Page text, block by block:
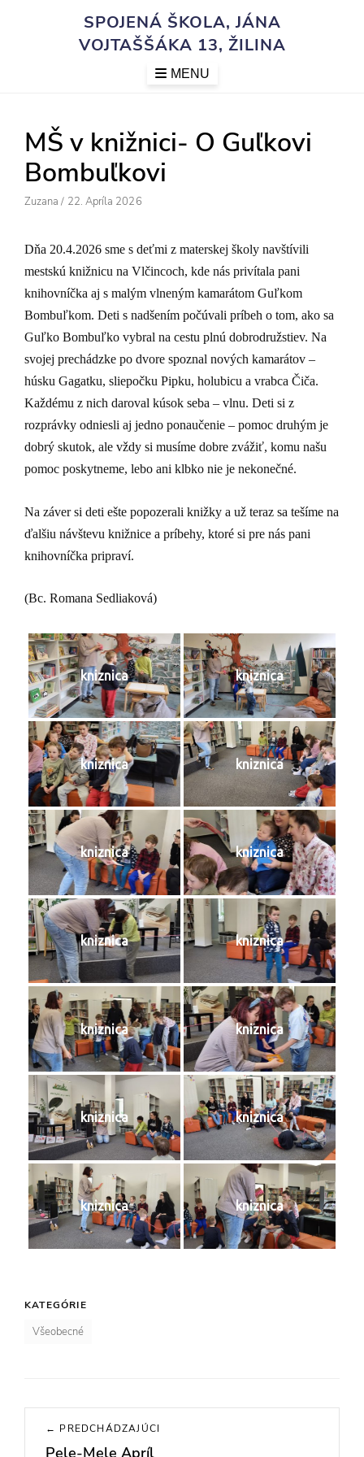
SPOJENÁ ŠKOLA, JÁNA
VOJTAŠŠÁKA 13, ŽILINA
MENU
MŠ v knižnici- O Guľkovi
Bombuľkovi
Author
Zuzana / Posted
22. Apríla 2026
Dňa 20.4.2026 sme s deťmi z materskej školy navštívili
mestskú knižnicu na Vlčincoch, kde nás privítala pani
knihovníčka aj s malým vlneným kamarátom Guľkom
Bombuľkom. Deti s nadšením počúvali príbeh o tom, ako sa
Guľko Bombuľko vybral na cestu plnú dobrodružstiev. Na
svojej prechádzke po dvore spoznal nových kamarátov –
húsku Gagatku, sliepočku Pipku, holubicu a vrabca Čiča.
Každému z nich daroval kúsok seba – vlnu. Deti si z
rozprávky odniesli aj jedno ponaučenie – pomoc druhým je
dobrý skutok, ale vždy si musíme dobre zvážiť, komu našu
pomoc poskytneme, lebo ani klbko nie je nekonečné.
Na záver si deti ešte popozerali knižky a už teraz sa tešíme na
ďalšiu návštevu knižnice a príbehy, ktoré si pre nás pani
knihovníčka pripraví.
(Bc. Romana Sedliaková)
kniznica kniznica
kniznica kniznica
kniznica kniznica
kniznica kniznica
kniznica kniznica
kniznica kniznica
kniznica kniznica
KATEGÓRIE
Všeobecné
Navigácia
← PREDCHÁDZAJÚCI
Previous
Pele-Mele Apríl